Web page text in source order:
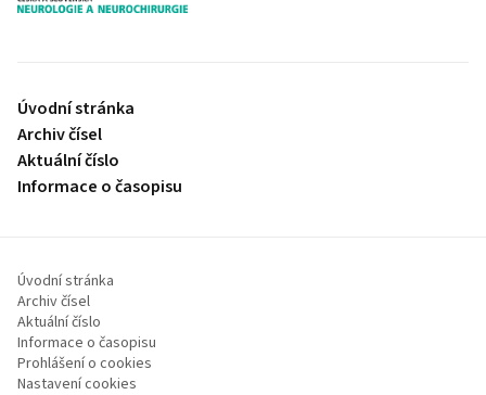
proLékaře.cz
Úvodní stránka
Archiv čísel
Aktuální číslo
Informace o časopisu
Úvodní stránka
Archiv čísel
Aktuální číslo
Informace o časopisu
Prohlášení o cookies
Nastavení cookies